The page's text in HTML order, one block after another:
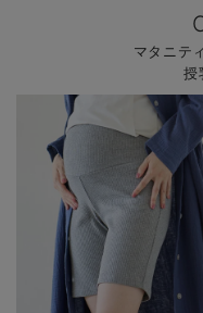
マタニテ
授